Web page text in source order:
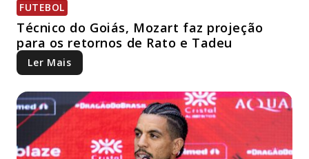
FUTEBOL
Técnico do Goiás, Mozart faz projeção
para os retornos de Rato e Tadeu
Ler Mais